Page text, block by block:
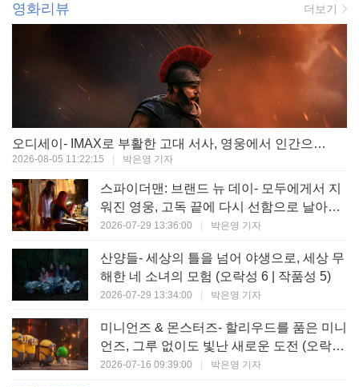
영화리뷰 더보기
오디세이- IMAX로 부활한 고대 서사, 영웅에서 인간으로의 귀환 (오락성 9 | 작품성 9)
2026-08-05 11:22:15 박은영 기자
스파이더맨: 브랜드 뉴 데이- 모두에게서 지
워진 영웅, 고독 끝에 다시 선함으로 날아오
르다 (오락성 8 | 작품성 8)
2026-07-29 13:36:00 박은영 기자
산양들- 세상의 틀을 넘어 야생으로, 세상 무
해한 네 소녀의 모험 (오락성 6 | 작품성 5)
2026-07-29 13:34:00 박은영 기자
미니언즈 & 몬스터즈- 할리우드를 품은 미니
언즈, 그루 없이도 빛난 새로운 도전 (오락성
7 | 작품성 6)
2026-07-16 09:39:00 박은영 기자